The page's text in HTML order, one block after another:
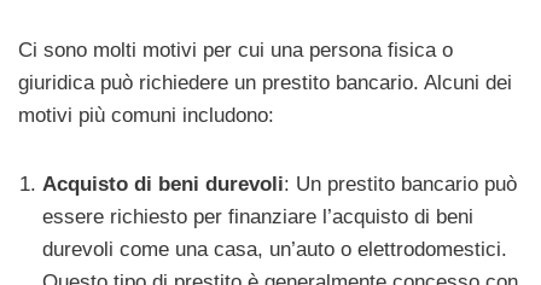
Ci sono molti motivi per cui una persona fisica o
giuridica può richiedere un prestito bancario. Alcuni dei
motivi più comuni includono:
Acquisto di beni durevoli: Un prestito bancario può
essere richiesto per finanziare l’acquisto di beni
durevoli come una casa, un’auto o elettrodomestici.